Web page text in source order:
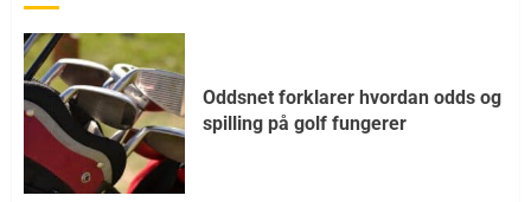
Oddsnet forklarer hvordan odds og
spilling på golf fungerer